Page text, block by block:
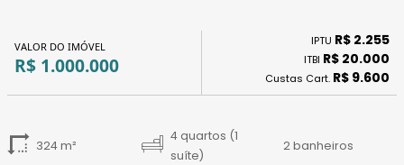
13
17
VALOR DO IMÓVEL
R$ 1.000.000
IPTU R$ 2.255
ITBI R$ 20.000
Custas Cart. R$ 9.600
324 m²
4 quartos (1
suíte)
2 banheiros